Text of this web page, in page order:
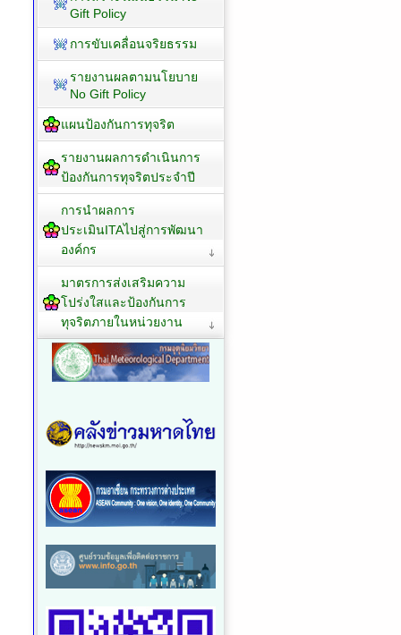
Gift Policy
การขับเคลื่อนจริยธรรม
รายงานผลตามนโยบาย
No Gift Policy
แผนป้องกันการทุจริต
รายงานผลการดำเนินการ
ป้องกันการทุจริตประจำปี
การนำผลการ
ประเมินITAไปสู่การพัฒนา
องค์กร
มาตรการส่งเสริมความ
โปร่งใสและป้องกันการ
ทุจริตภายในหน่วยงาน